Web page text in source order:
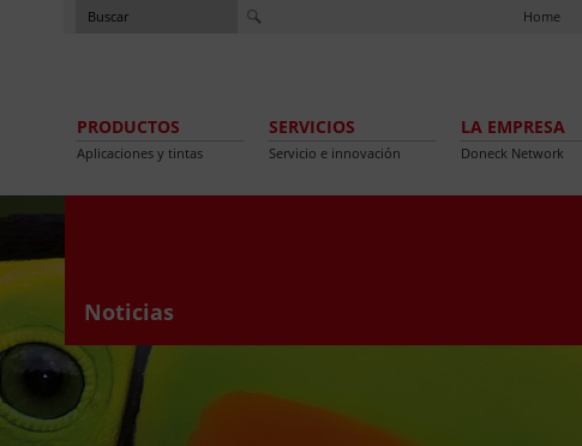
Home
PRODUCTOS
Aplicaciones y tintas
SERVICIOS
Servicio e innovación
LA EMPRESA
Doneck Network
Noticias